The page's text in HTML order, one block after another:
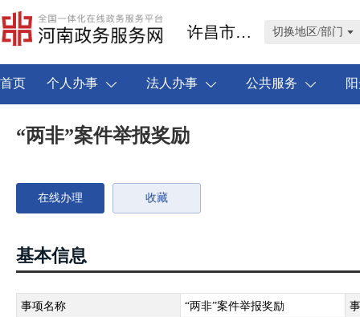
许昌市禹州市 切换地区/部门
首页 个人办事 法人办事 公共服务
“两非”案件举报奖励
在线办理 收藏
基本信息
事项名称 “两非”案件举报奖励